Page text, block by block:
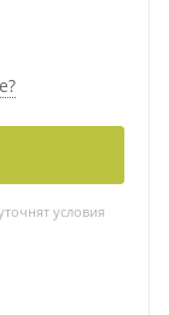
условия